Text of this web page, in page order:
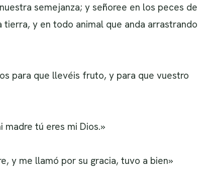
semejanza; y señoree en los peces de
y en todo animal que anda arrastrando
para que llevéis fruto, y para que vuestro
tú eres mi Dios.»
y me llamó por su gracia, tuvo a bien»